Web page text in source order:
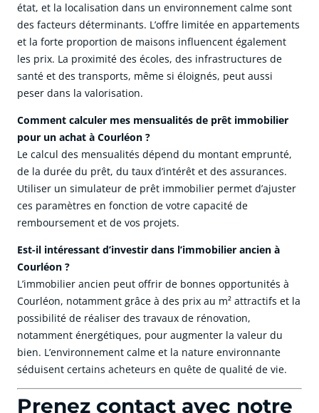
état, et la localisation dans un environnement calme sont
des facteurs déterminants. L’offre limitée en appartements
et la forte proportion de maisons influencent également
les prix. La proximité des écoles, des infrastructures de
santé et des transports, même si éloignés, peut aussi
peser dans la valorisation.
Comment calculer mes mensualités de prêt immobilier
pour un achat à Courléon ?
Le calcul des mensualités dépend du montant emprunté,
de la durée du prêt, du taux d’intérêt et des assurances.
Utiliser un simulateur de prêt immobilier permet d’ajuster
ces paramètres en fonction de votre capacité de
remboursement et de vos projets.
Est-il intéressant d’investir dans l’immobilier ancien à
Courléon ?
L’immobilier ancien peut offrir de bonnes opportunités à
Courléon, notamment grâce à des prix au m² attractifs et la
possibilité de réaliser des travaux de rénovation,
notamment énergétiques, pour augmenter la valeur du
bien. L’environnement calme et la nature environnante
séduisent certains acheteurs en quête de qualité de vie.
Prenez contact avec notre